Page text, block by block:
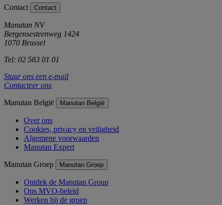
Contact Contact
Manutan NV
Bergensesteenweg 1424
1070 Brussel
Tel: 02 583 01 01
Stuur ons een e-mail
Contacteer ons
Manutan België Manutan België
Over ons
Cookies, privacy en veiligheid
Algemene voorwaarden
Manutan Expert
Manutan Groep Manutan Groep
Ontdek de Manutan Group
Ons MVO-beleid
Werken bij de groep